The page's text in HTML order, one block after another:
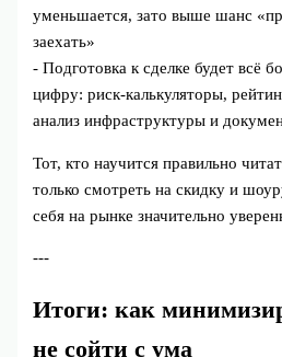
уменьшается, зато выше шанс
заехать»
- Подготовка к сделке будет всё
цифру: риск‑калькуляторы,
анализ инфраструктуры и
Тот, кто научится правильно
только смотреть на скидку и
себя на рынке значительно
---
Итоги: как
не сойти с ума